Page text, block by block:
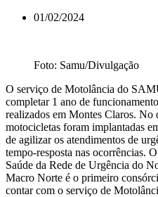
01/02/2024
Foto: Samu/Divulgação
O serviço de Motolância do
completar 1 ano de
realizados em Montes Claros. No
motocicletas foram implantadas
de agilizar os atendimentos de
tempo-resposta nas ocorrências.
Saúde da Rede de Urgência do
Macro Norte é o primeiro
contar com o serviço de